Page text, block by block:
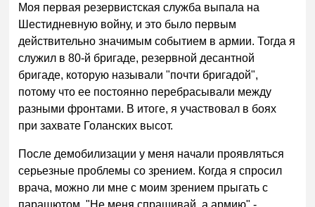
Моя первая резервистская служба выпала на
Шестидневную войну, и это было первым
действительно значимым событием в армии. Тогда я
служил в 80-й бригаде, резервной десантной
бригаде, которую называли "почти бригадой",
потому что ее постоянно перебрасывали между
разными фронтами. В итоге, я участвовал в боях
при захвате Голанских высот.
После демобилизации у меня начали проявляться
серьезные проблемы со зрением. Когда я спросил
врача, можно ли мне с моим зрением прыгать с
парашютом. "Не меня спрашивай, а армию" -